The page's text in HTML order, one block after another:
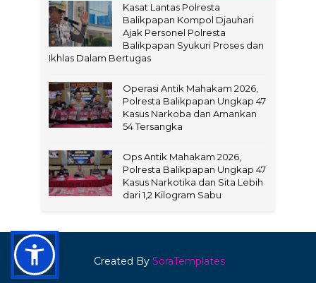
Kasat Lantas Polresta
Balikpapan Kompol Djauhari
Ajak Personel Polresta
Balikpapan Syukuri Proses dan
Ikhlas Dalam Bertugas
Operasi Antik Mahakam 2026,
Polresta Balikpapan Ungkap 47
Kasus Narkoba dan Amankan
54 Tersangka
Ops Antik Mahakam 2026,
Polresta Balikpapan Ungkap 47
Kasus Narkotika dan Sita Lebih
dari 1,2 Kilogram Sabu
Created By SoraTemplates